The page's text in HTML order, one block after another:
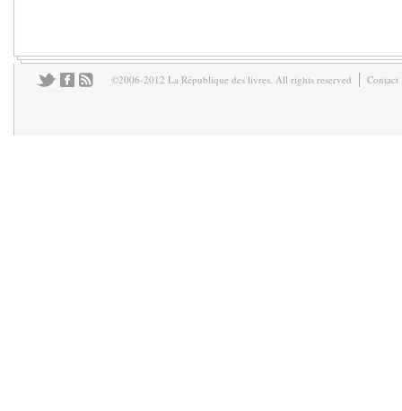
©2006-2012 La République des livres. All rights reserved Contact